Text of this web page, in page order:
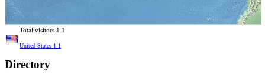
Total visitors 1 1
United States 1 1
Directory